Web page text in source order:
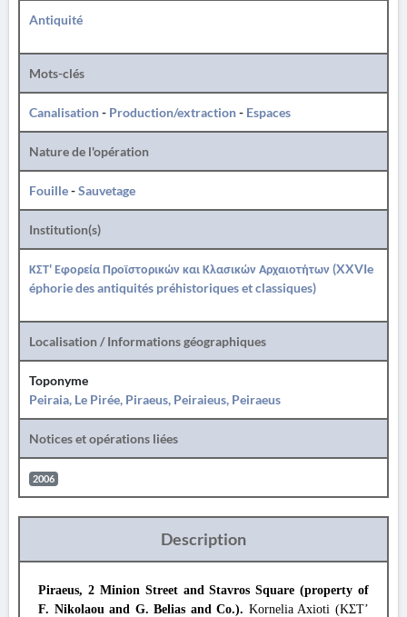
Antiquité
Mots-clés
Canalisation- Production/extraction- Espaces
Nature de l'opération
Fouille-Sauvetage
Institution(s)
ΚΣΤ' Εφορεία Προϊστορικών και Κλασικών Αρχαιοτήτων (XXVIe
éphorie des antiquités préhistoriques et classiques)
Localisation / Informations géographiques
Toponyme
Peiraia, Le Pirée, Piraeus, Peiraieus, Peiraeus
Notices et opérations liées
2006
Description
Piraeus, 2 Minion Street and Stavros Square (property of
F. Nikolaou and G. Belias and Co.). Kornelia Axioti (ΚΣΤ’